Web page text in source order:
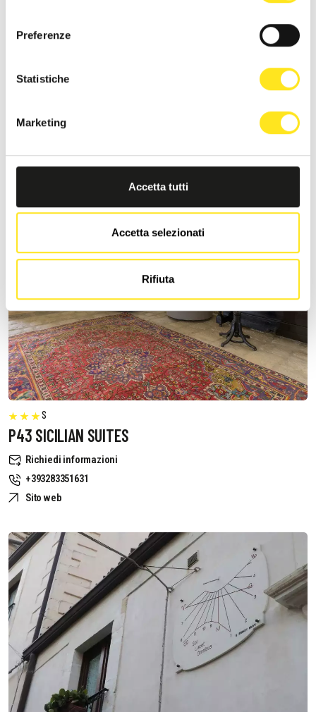
Preferenze
Statistiche
Marketing
Accetta tutti
Accetta selezionati
Rifiuta
MORONERO IBLA SICILY
+393333094801
S
P43 SICILIAN SUITES
Richiedi informazioni
+393283351631
Sito web